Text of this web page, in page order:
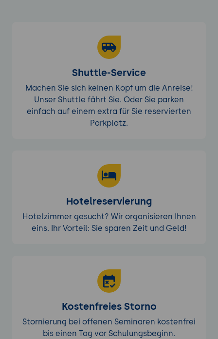
Shuttle-Service
Machen Sie sich keinen Kopf um die Anreise!
Unser Shuttle fährt Sie. Oder Sie parken
einfach auf einem extra für Sie reservierten
Parkplatz.
Hotelreservierung
Hotelzimmer gesucht? Wir organisieren Ihnen
eins. Ihr Vorteil: Sie sparen Zeit und Geld!
Kostenfreies Storno
Stornierung bei offenen Seminaren kostenfrei
bis einen Tag vor Schulungsbeginn.